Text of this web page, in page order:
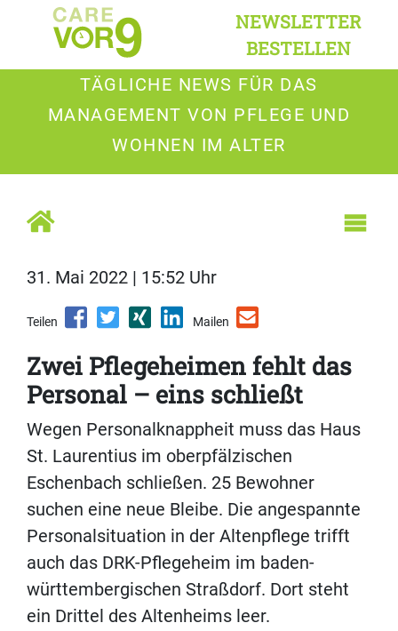
NEWSLETTER
BESTELLEN
TÄGLICHE NEWS FÜR DAS
MANAGEMENT VON PFLEGE UND
WOHNEN IM ALTER
31. Mai 2022 | 15:52 Uhr
Teilen Mailen
Zwei Pflegeheimen fehlt das
Personal – eins schließt
Wegen Personalknappheit muss das Haus
St. Laurentius im oberpfälzischen
Eschenbach schließen. 25 Bewohner
suchen eine neue Bleibe. Die angespannte
Personalsituation in der Altenpflege trifft
auch das DRK-​Pflegeheim im baden-
württembergischen Straßdorf. Dort steht
ein Drittel des Altenheims leer.